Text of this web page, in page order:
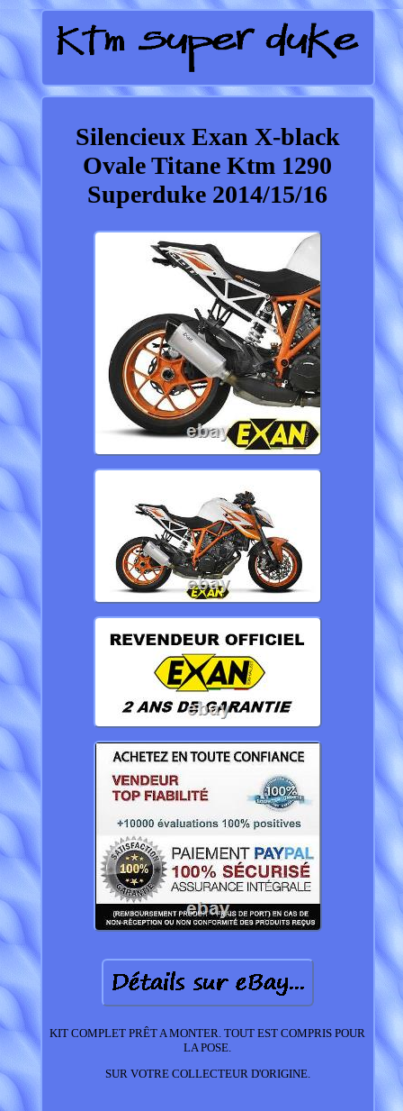
Silencieux Exan X-black
Ovale Titane Ktm 1290
Superduke 2014/15/16
KIT COMPLET PRÊT A MONTER. TOUT EST COMPRIS POUR
LA POSE.
SUR VOTRE COLLECTEUR D'ORIGINE.